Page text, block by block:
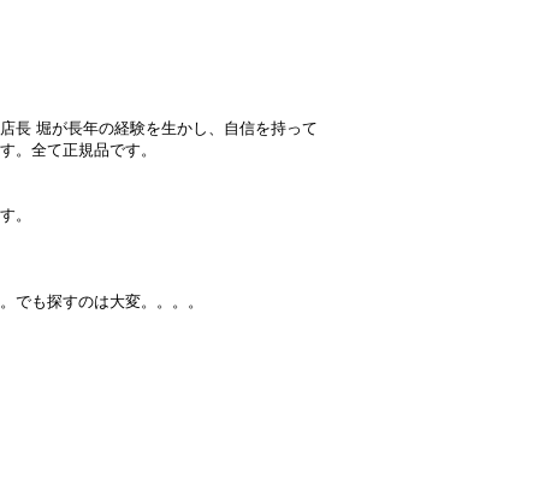
長 堀が長年の経験を生かし、自信を持って
。全て正規品です。
。
でも探すのは大変。。。。